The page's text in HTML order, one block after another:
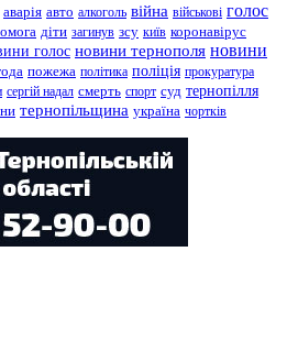
аварія авто алкоголь війна військові голос
діти загинув зсу київ коронавірус
голос новини тернополя новини
пожежа політика поліція прокуратура
сергій надал смерть спорт суд тернопілля
тернопільщина україна чортків